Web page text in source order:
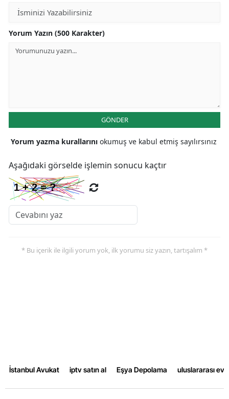
Yorum Yazın (500 Karakter)
GÖNDER
Yorum yazma kurallarını okumuş ve kabul etmiş sayılırsınız
Aşağıdaki görselde işlemin sonucu kaçtır
* Bu içerik ile ilgili yorum yok, ilk yorumu siz yazın, tartışalım *
İstanbul Avukat iptv satın al Eşya Depolama uluslararası